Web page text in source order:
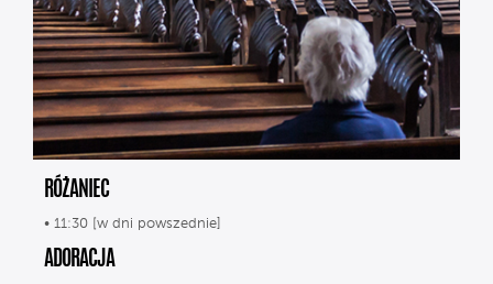
RÓŻANIEC
• 11:30 [w dni powszednie]
ADORACJA